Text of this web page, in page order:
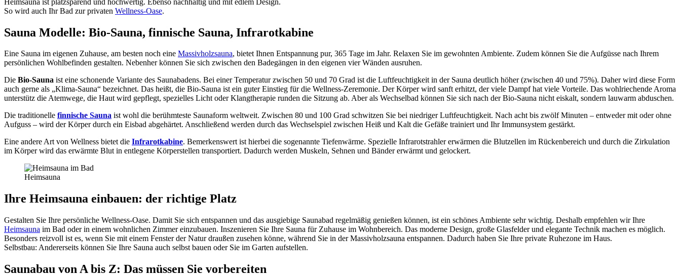
So wird auch Ihr Bad zur privaten Wellness-Oase.
Sauna Modelle: Bio-Sauna, finnische Sauna, Infrarotkabine
Eine Sauna im eigenen Zuhause, am besten noch eine Massivholzsauna, bietet Ihnen Entspannung pur, 365 Tage im Jahr. Relaxen Sie im gewohnten Ambiente. Zudem können Sie die Aufgüsse nach Ihrem
persönlichen Wohlbefinden gestalten. Nebenher können Sie sich zwischen den Badegängen in den eigenen vier Wänden ausruhen.
Die Bio-Sauna ist eine schonende Variante des Saunabadens. Bei einer Temperatur zwischen 50 und 70 Grad ist die Luftfeuchtigkeit in der Sauna deutlich höher (zwischen 40 und 75%). Daher wird diese Form
auch gerne als „Klima-Sauna“ bezeichnet. Das heißt, die Bio-Sauna ist ein guter Einstieg für die Wellness-Zeremonie. Der Körper wird sanft erhitzt, der viele Dampf hat viele Vorteile. Das wohlriechende Aroma
unterstütz die Atemwege, die Haut wird gepflegt, spezielles Licht oder Klangtherapie runden die Sitzung ab. Aber als Wechselbad können Sie sich nach der Bio-Sauna nicht eiskalt, sondern lauwarm abduschen.
Die traditionelle finnische Sauna ist wohl die berühmteste Saunaform weltweit. Zwischen 80 und 100 Grad schwitzen Sie bei niedriger Luftfeuchtigkeit. Nach acht bis zwölf Minuten – entweder mit oder ohne
Aufguss – wird der Körper durch ein Eisbad abgehärtet. Anschließend werden durch das Wechselspiel zwischen Heiß und Kalt die Gefäße trainiert und Ihr Immunsystem gestärkt.
Eine andere Art von Wellness bietet die Infrarotkabine. Bemerkenswert ist hierbei die sogenannte Tiefenwärme. Spezielle Infrarotstrahler erwärmen die Blutzellen im Rückenbereich und durch die Zirkulation
im Körper wird das erwärmte Blut in entlegene Körperstellen transportiert. Dadurch werden Muskeln, Sehnen und Bänder erwärmt und gelockert.
Heimsauna
Ihre Heimsauna einbauen: der richtige Platz
Gestalten Sie Ihre persönliche Wellness-Oase. Damit Sie sich entspannen und das ausgiebige Saunabad regelmäßig genießen können, ist ein schönes Ambiente sehr wichtig. Deshalb empfehlen wir Ihre
Heimsauna im Bad oder in einem wohnlichen Zimmer einzubauen. Inszenieren Sie Ihre Sauna für Zuhause im Wohnbereich. Das moderne Design, große Glasfelder und elegante Technik machen es möglich.
Besonders reizvoll ist es, wenn Sie mit einem Fenster der Natur draußen zusehen könne, während Sie in der Massivholzsauna entspannen. Dadurch haben Sie Ihre private Ruhezone im Haus.
Selbstbau: Andererseits können Sie Ihre Sauna auch selbst bauen oder Sie im Garten aufstellen.
Saunabau von A bis Z: Das müssen Sie vorbereiten